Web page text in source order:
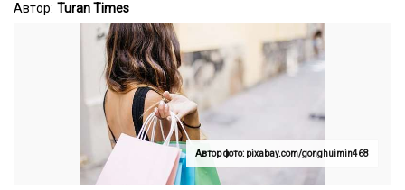
Автор: Turan Times
Автор фото: pixabay.com/gonghuimin468